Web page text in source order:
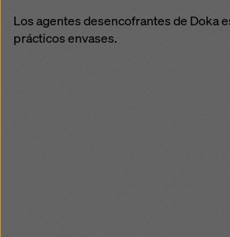
Los agentes desencofrantes de Doka
prácticos envases.